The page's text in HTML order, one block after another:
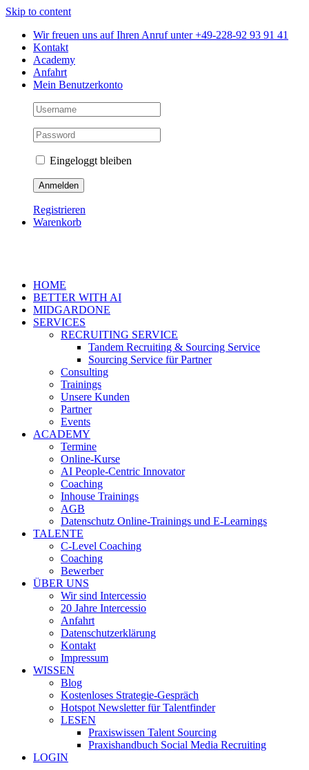
Skip to content
Wir freuen uns auf Ihren Anruf unter +49-228-92 93 91 41
Kontakt
Academy
Anfahrt
Mein Benutzerkonto
Eingeloggt bleiben
Registrieren
Warenkorb
HOME
BETTER WITH AI
MIDGARDONE
SERVICES
RECRUITING SERVICE
Tandem Recruiting & Sourcing Service
Sourcing Service für Partner
Consulting
Trainings
Unsere Kunden
Partner
Events
ACADEMY
Termine
Online-Kurse
AI People-Centric Innovator
Coaching
Inhouse Trainings
AGB
Datenschutz Online-Trainings und E-Learnings
TALENTE
C-Level Coaching
Coaching
Bewerber
ÜBER UNS
Wir sind Intercessio
20 Jahre Intercessio
Anfahrt
Datenschutzerklärung
Kontakt
Impressum
WISSEN
Blog
Kostenloses Strategie-Gespräch
Hotspot Newsletter für Talentfinder
LESEN
Praxiswissen Talent Sourcing
Praxishandbuch Social Media Recruiting
LOGIN